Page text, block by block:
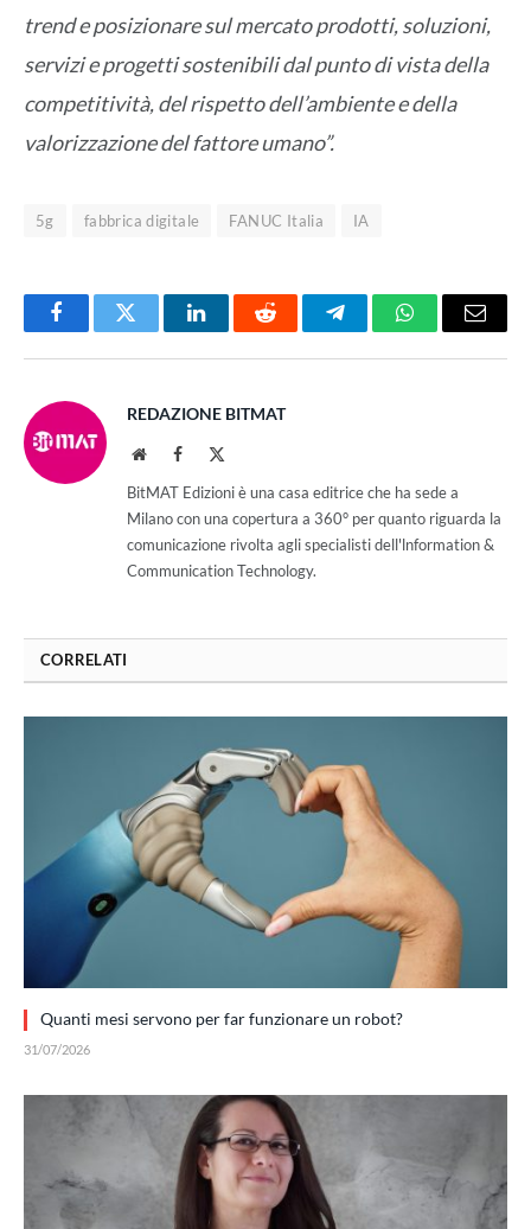
trend e posizionare sul mercato prodotti, soluzioni,
servizi e progetti sostenibili dal punto di vista della
competitività, del rispetto dell’ambiente e della
valorizzazione del fattore umano”.
5g fabbrica digitale FANUC Italia IA
FacebookTwitter LinkedInReddit TelegramWhatsAppEmail
REDAZIONE BITMAT
WebsiteFacebook
BitMAT Edizioni è una casa editrice che ha sede a
Milano con una copertura a 360° per quanto riguarda la
comunicazione rivolta agli specialisti dell'lnformation &
Communication Technology.
CORRELATI
Quanti mesi servono per far funzionare un robot?
31/07/2026